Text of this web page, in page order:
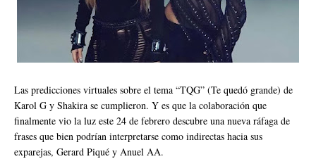
Las predicciones virtuales sobre el tema “TQG” (Te quedó grande) de
Karol G y Shakira se cumplieron. Y es que la colaboración que
finalmente vio la luz este 24 de febrero descubre una nueva ráfaga de
frases que bien podrían interpretarse como indirectas hacia sus
exparejas, Gerard Piqué y Anuel AA.